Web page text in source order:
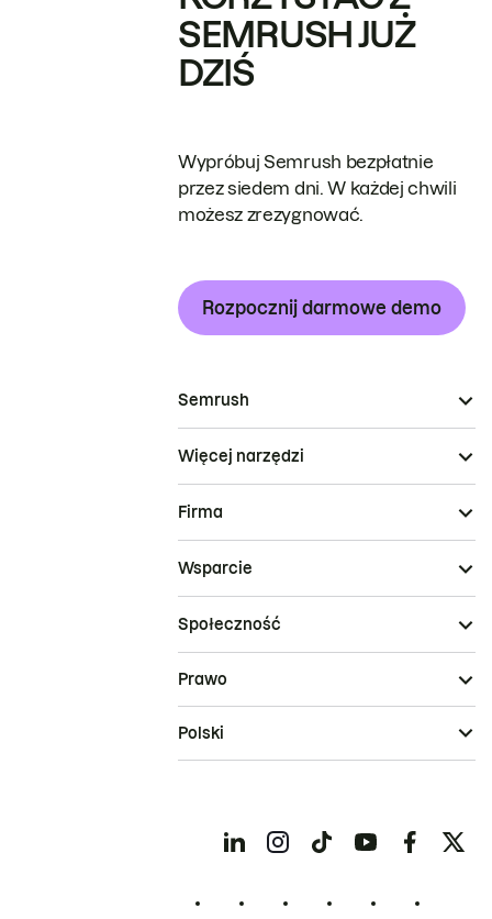
SEMRUSH JUŻ
DZIŚ
Wypróbuj Semrush bezpłatnie
przez siedem dni. W każdej chwili
możesz zrezygnować.
Rozpocznij darmowe demo
Semrush
Więcej narzędzi
Firma
Wsparcie
Społeczność
Prawo
Polski